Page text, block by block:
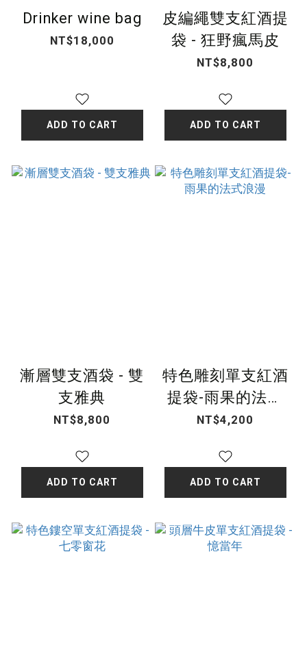
Drinker wine bag
NT$18,000
ADD TO CART
皮編繩雙支紅酒提
袋 - 狂野瘋馬皮
NT$8,800
ADD TO CART
漸層雙支酒袋 - 雙
支雅典
NT$8,800
ADD TO CART
特色雕刻單支紅酒
提袋-雨果的法式
浪漫
NT$4,200
ADD TO CART